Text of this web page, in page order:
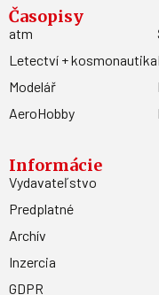
Časopisy
atm
Letectví + kosmonautika
Modelář
AeroHobby
Informácie
Vydavateľstvo
Predplatné
Archív
Inzercia
GDPR